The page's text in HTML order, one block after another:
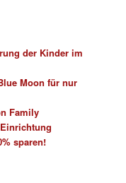
der Kinder im
Moon für nur
Family
sparen!